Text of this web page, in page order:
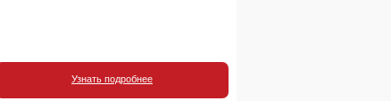
Узнать подробнее